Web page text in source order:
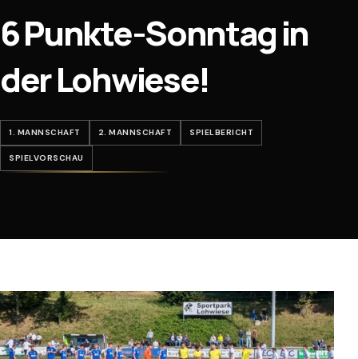
6 Punkte-Sonntag in
der Lohwiese!
1. MANNSCHAFT 2. MANNSCHAFT SPIELBERICHT
SPIELVORSCHAU